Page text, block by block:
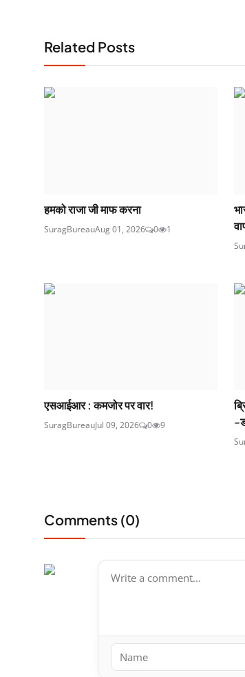
Related Posts
हमको राजा जी माफ करना
SuragBureauAug 01, 2026 0 1
एसआईआर : कमजोर पर वार!
SuragBureauJul 09, 2026 0 9
-
Comments (0)